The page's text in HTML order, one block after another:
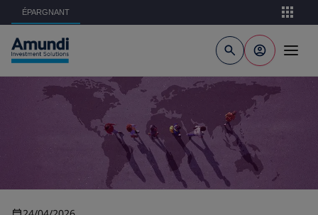
Aller au contenu principal
ÉPARGNANT